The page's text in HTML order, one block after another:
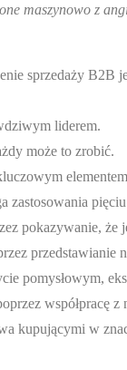
maszynowo z
sprzedaży B2B
liderem.
może to zrobić.
zastosowania
pokazywanie, że
przedstawianie
pomysłowym,
współpracę
kupującymi w